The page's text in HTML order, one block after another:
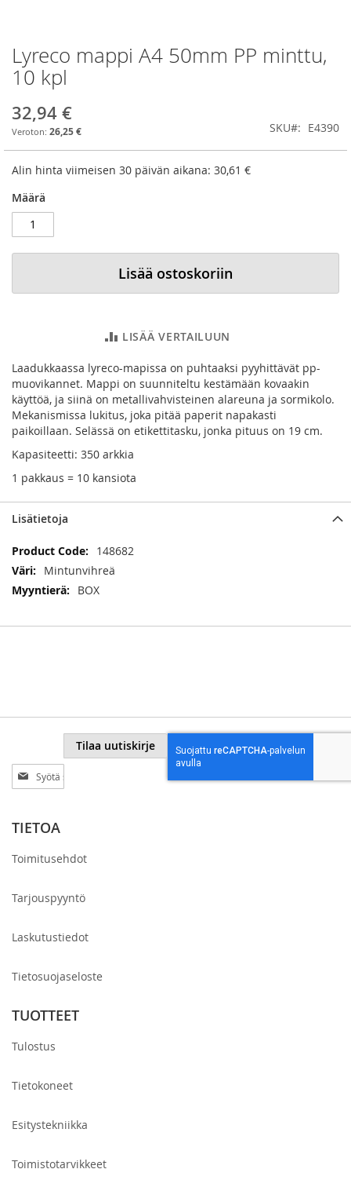
Skip
to
the
of
the
Lyreco mappi A4 50mm PP minttu,
10 kpl
32,94 €
26,25 € SKU E4390
Alin hinta viimeisen 30 päivän aikana: 30,61 €
Määrä
Lisää ostoskoriin
LISÄÄ VERTAILUUN
Laadukkaassa lyreco-mapissa on puhtaaksi pyyhittävät pp-
muovikannet. Mappi on suunniteltu kestämään kovaakin
käyttöä, ja siinä on metallivahvisteinen alareuna ja sormikolo.
Mekanismissa lukitus, joka pitää paperit napakasti
paikoillaan. Selässä on etikettitasku, jonka pituus on 19 cm.
Kapasiteetti: 350 arkkia
1 pakkaus = 10 kansiota
Lisätietoja
Lisätietoja
148682
Mintunvihreä
BOX
Tilaa
uutiskirjeemme:
Tilaa uutiskirje
TIETOA
Toimitusehdot
Tarjouspyyntö
Laskutustiedot
Tietosuojaseloste
TUOTTEET
Tulostus
Tietokoneet
Esitystekniikka
Toimistotarvikkeet